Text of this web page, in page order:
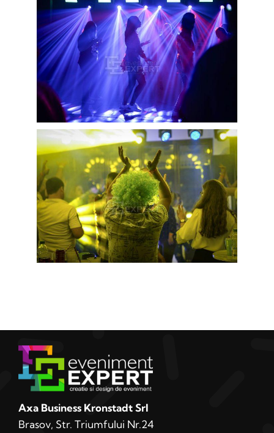
Axa Business Kronstadt Srl
Brasov, Str. Triumfului Nr.24